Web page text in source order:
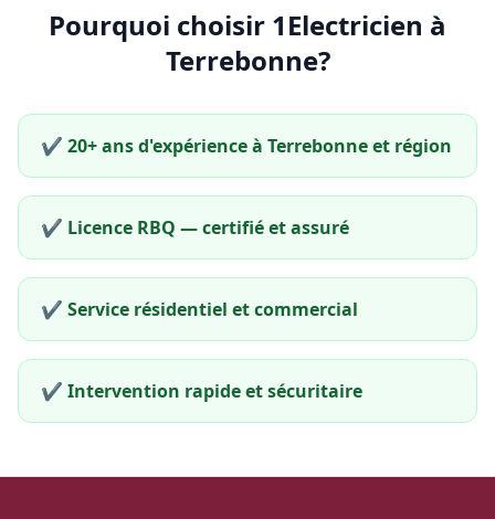
Pourquoi choisir 1Electricien à
Terrebonne?
✔️ 20+ ans d'expérience à Terrebonne et région
✔️ Licence RBQ — certifié et assuré
✔️ Service résidentiel et commercial
✔️ Intervention rapide et sécuritaire